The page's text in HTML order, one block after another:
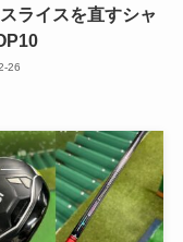
ライスを直すシャ
26